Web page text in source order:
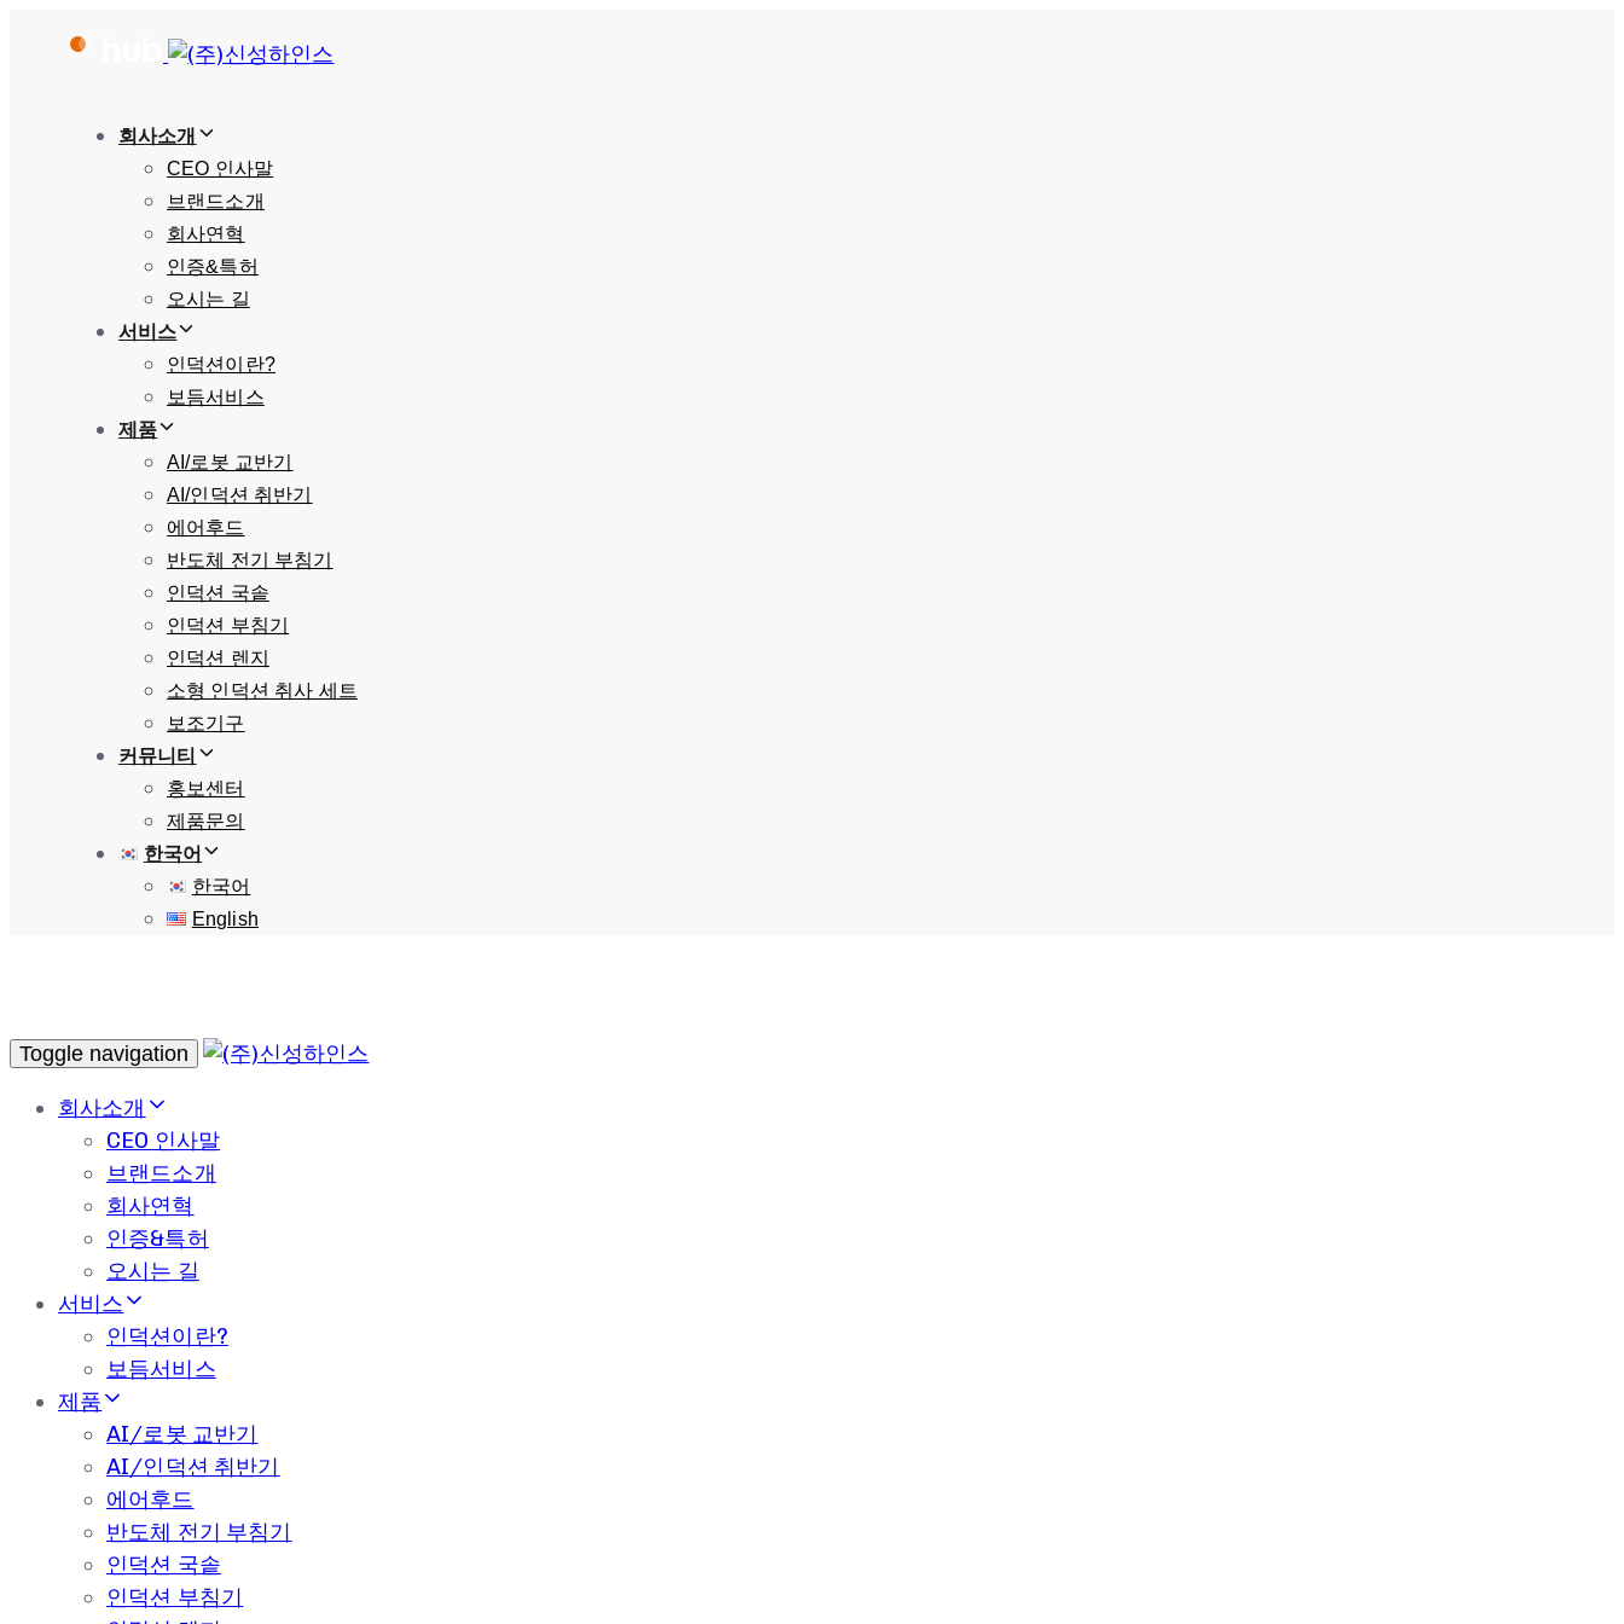
Skip
navigation
회사소개
CEO 인사말
브랜드소개
회사연혁
인증&특허
오시는 길
서비스
인덕션이란?
보듬서비스
제품
AI/로봇 교반기
AI/인덕션 취반기
에어후드
반도체 전기 부침기
인덕션 국솥
인덕션 부침기
인덕션 렌지
소형 인덕션 취사 세트
보조기구
커뮤니티
홍보센터
제품문의
한국어
한국어
English
Toggle navigation
회사소개
CEO 인사말
브랜드소개
회사연혁
인증&특허
오시는 길
서비스
인덕션이란?
보듬서비스
제품
AI/로봇 교반기
AI/인덕션 취반기
에어후드
반도체 전기 부침기
인덕션 국솥
인덕션 부침기